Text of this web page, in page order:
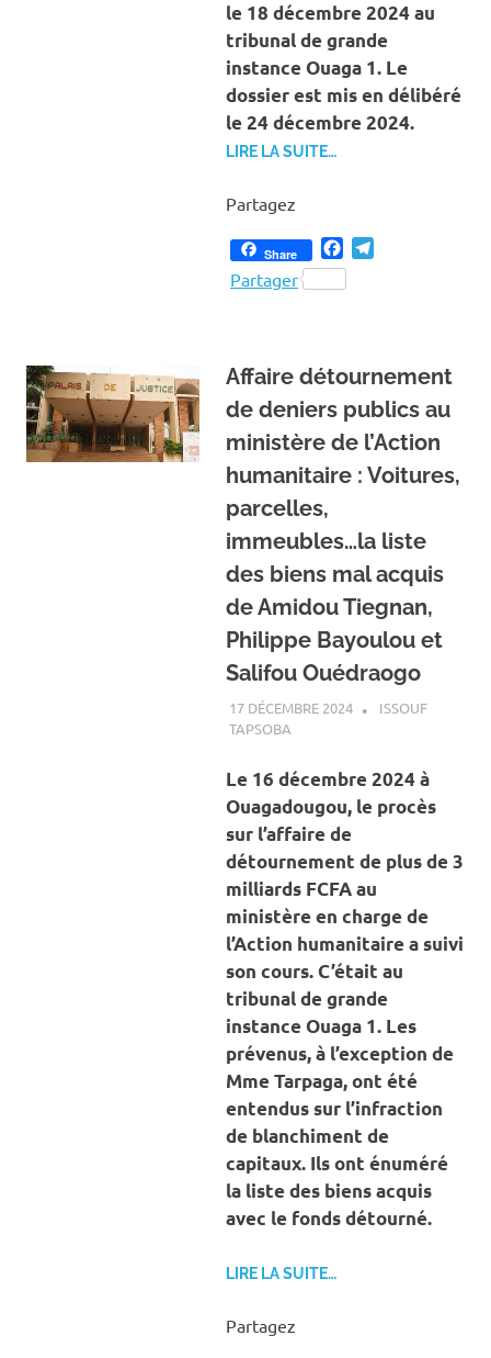
le 18 décembre 2024 au
tribunal de grande
instance Ouaga 1. Le
dossier est mis en délibéré
le 24 décembre 2024.
LIRE LA SUITE…
Partagez
Share Facebook
Partager
Affaire détournement
de deniers publics au
ministère de l’Action
humanitaire : Voitures,
parcelles,
immeubles…la liste
des biens mal acquis
de Amidou Tiegnan,
Philippe Bayoulou et
Salifou Ouédraogo
17 DÉCEMBRE 2024
ISSOUF
TAPSOBA
Le 16 décembre 2024 à
Ouagadougou, le procès
sur l’affaire de
détournement de plus de 3
milliards FCFA au
ministère en charge de
l’Action humanitaire a suivi
son cours. C’était au
tribunal de grande
instance Ouaga 1. Les
prévenus, à l’exception de
Mme Tarpaga, ont été
entendus sur l’infraction
de blanchiment de
capitaux. Ils ont énuméré
la liste des biens acquis
avec le fonds détourné.
LIRE LA SUITE…
Partagez